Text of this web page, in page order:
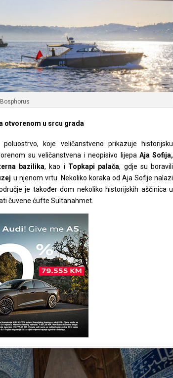
Bosphorus
otvorenom u srcu grada
koje veličanstveno prikazuje historijsku
su veličanstvena i neopisivo lijepaAja Sofija,
bazilika, kao i Topkapi palača, gdje su boravili
u njenom vrtu. Nekoliko koraka od Aja Sofije nalazi
je također dom nekoliko historijskih aščinica u
čuvene ćufte Sultanahmet.